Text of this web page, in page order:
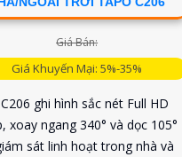
Giá Bán:
Giá Khuyến Mại: 5%-35%
ghi hình sắc nét Full HD
xoay ngang 340° và dọc 105°
sát linh hoạt trong nhà và